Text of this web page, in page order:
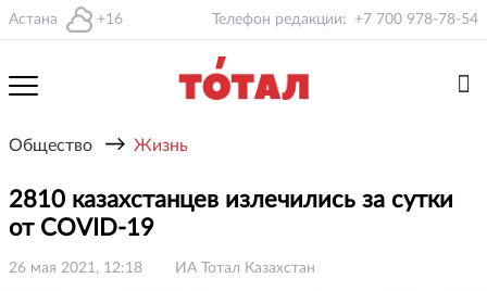
Астана +16 Телефон редакции: +7 700 978-78-54
Общество → Жизнь
2810 казахстанцев излечились за сутки
от COVID-19
26 мая 2021, 12:18 ИА Тотал Казахстан